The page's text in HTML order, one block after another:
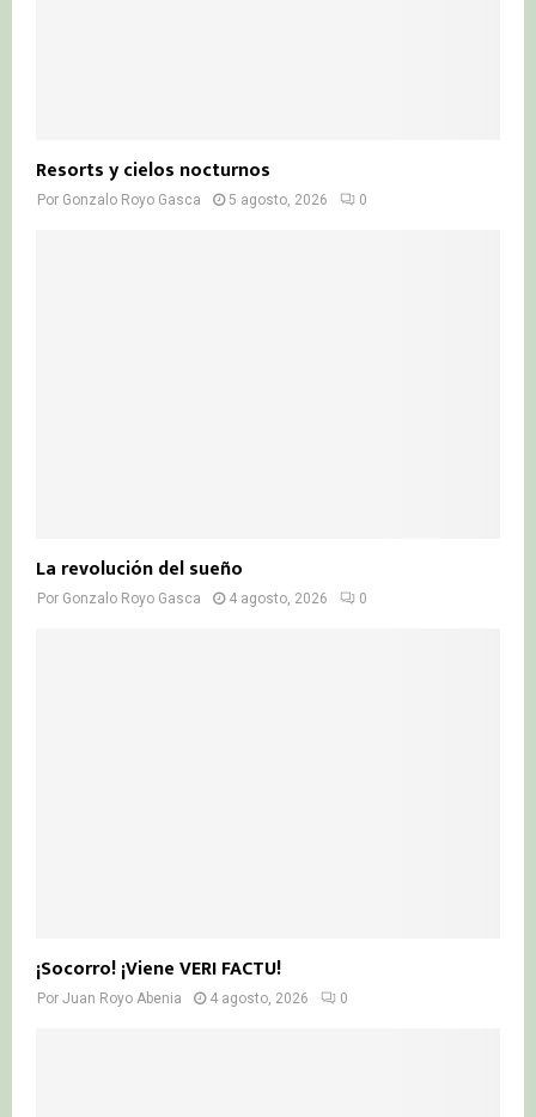
Resorts y cielos nocturnos
Por Gonzalo Royo Gasca 5 agosto, 2026 0
La revolución del sueño
Por Gonzalo Royo Gasca 4 agosto, 2026 0
¡Socorro! ¡Viene VERI FACTU!
Por Juan Royo Abenia 4 agosto, 2026 0